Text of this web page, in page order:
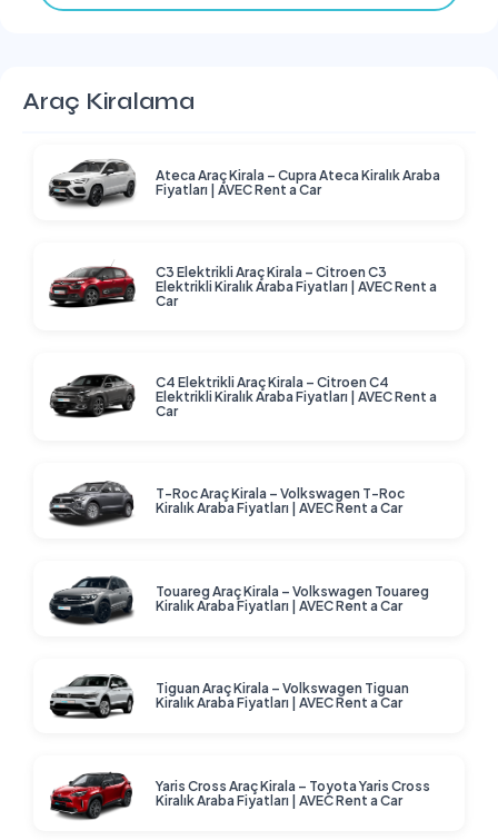
Araç Kiralama
Ateca Araç Kirala – Cupra Ateca Kiralık Araba
Fiyatları | AVEC Rent a Car
C3 Elektrikli Araç Kirala – Citroen C3
Elektrikli Kiralık Araba Fiyatları | AVEC Rent a
Car
C4 Elektrikli Araç Kirala – Citroen C4
Elektrikli Kiralık Araba Fiyatları | AVEC Rent a
Car
T-Roc Araç Kirala – Volkswagen T-Roc
Kiralık Araba Fiyatları | AVEC Rent a Car
Touareg Araç Kirala – Volkswagen Touareg
Kiralık Araba Fiyatları | AVEC Rent a Car
Tiguan Araç Kirala – Volkswagen Tiguan
Kiralık Araba Fiyatları | AVEC Rent a Car
Yaris Cross Araç Kirala – Toyota Yaris Cross
Kiralık Araba Fiyatları | AVEC Rent a Car